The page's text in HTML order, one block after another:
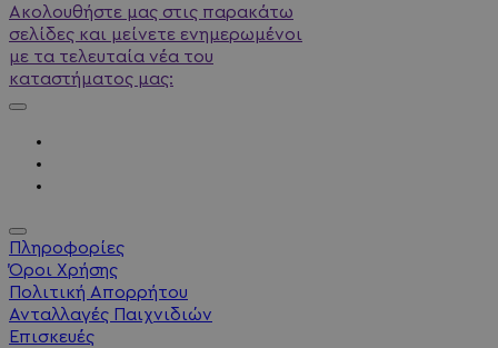
Ακολουθήστε μας στις παρακάτω
σελίδες και μείνετε ενημερωμένοι
με τα τελευταία νέα του
καταστήματος μας:
Πληροφορίες
Όροι Χρήσης
Πολιτική Απορρήτου
Ανταλλαγές Παιχνιδιών
Επισκευές